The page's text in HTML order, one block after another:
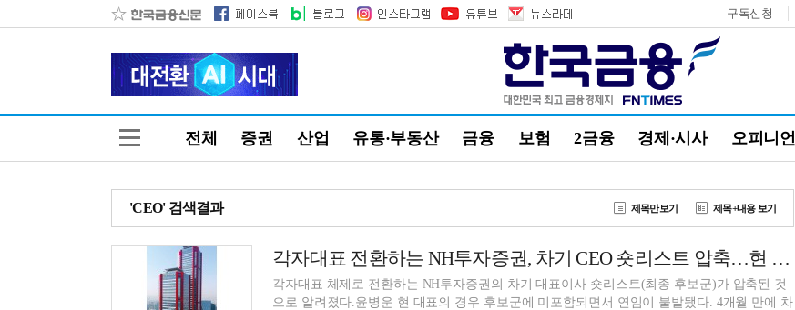
구독신청
전체 증권 산업 유통·부동산 금융 보험 2금융 경제·시사 오피니언
'CEO' 검색결과 제목만보기 제목+내용 보기
각자대표 전환하는 NH투자증권, 차기 CEO 숏리스트 압축…현 대표 제외
각자대표 체제로 전환하는 NH투자증권의 차기 대표이사 숏리스트(최종 후보군)가 압축된 것
으로 알려졌다.윤병운 현 대표의 경우 후보군에 미포함되면서 연임이 불발됐다. 4개월 만에 차